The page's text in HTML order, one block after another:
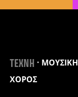
ΤΕΧΝΗ ΜΟΥΣΙΚΗ
ΧΟΡΟΣ